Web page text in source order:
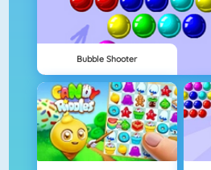
Bubble Shooter